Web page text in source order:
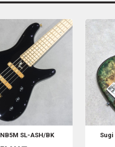
NB5M SL-ASH/BK Sugi